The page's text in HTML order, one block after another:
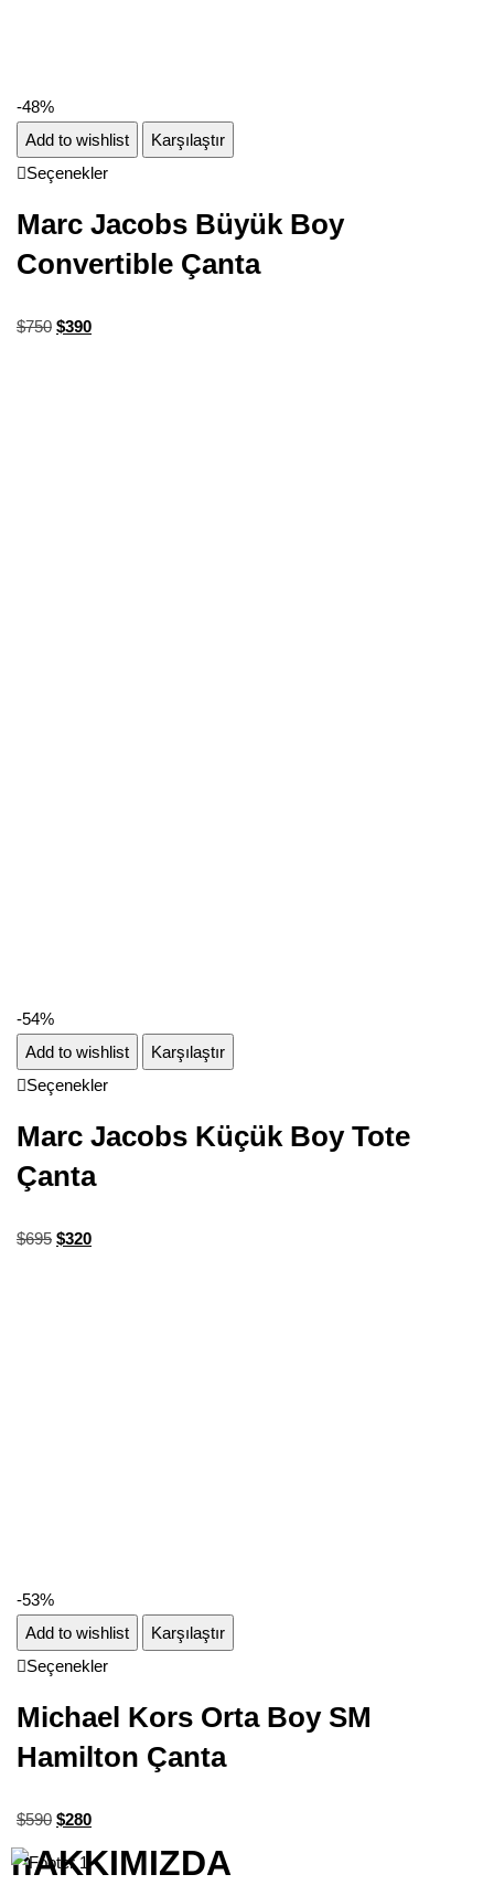
-48%
Add to wishlist
Karşılaştır
Seçenekler
Marc Jacobs Büyük Boy
Convertible Çanta
$750 $390
-54%
Add to wishlist
Karşılaştır
Seçenekler
Marc Jacobs Küçük Boy Tote
Çanta
$695 $320
-53%
Add to wishlist
Karşılaştır
Seçenekler
Michael Kors Orta Boy SM
Hamilton Çanta
$590 $280
hAKKIMIZDA